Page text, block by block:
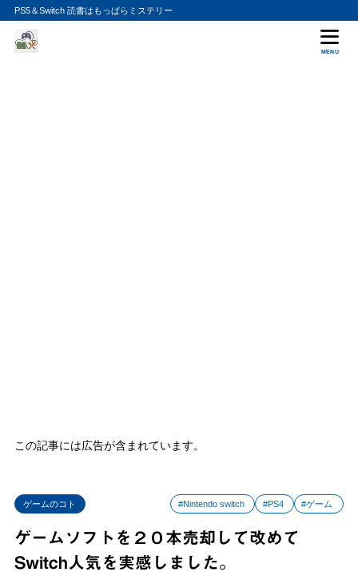
PS5＆Switch 読書はもっぱらミステリー
MENU
この記事には広告が含まれています。
ゲームのコト #Nintendo switch #PS4 #ゲーム
ゲームソフトを２０本売却して改めて
Switch人気を実感しました。